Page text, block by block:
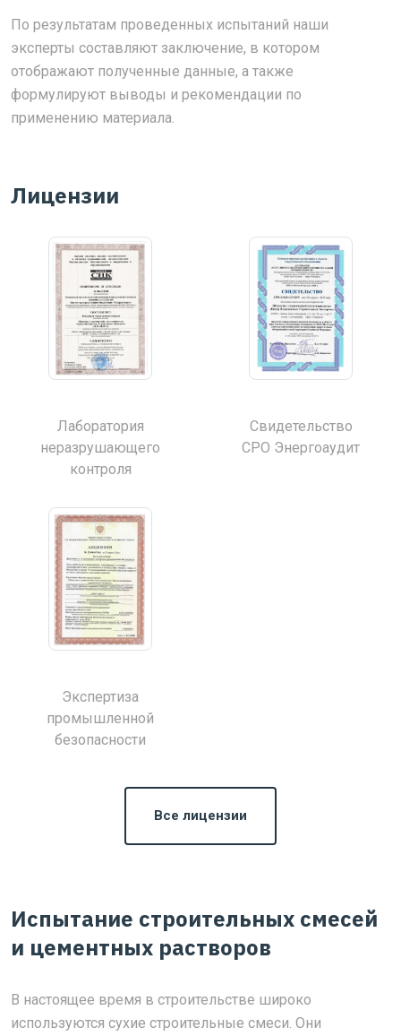
По результатам проведенных испытаний наши
эксперты составляют заключение, в котором
отображают полученные данные, а также
формулируют выводы и рекомендации по
применению материала.
Лицензии
Лаборатория
неразрушающего
контроля
Свидетельство
СРО Энергоаудит
Экспертиза
промышленной
безопасности
Все лицензии
Испытание строительных смесей
и цементных растворов
В настоящее время в строительстве широко
используются сухие строительные смеси. Они